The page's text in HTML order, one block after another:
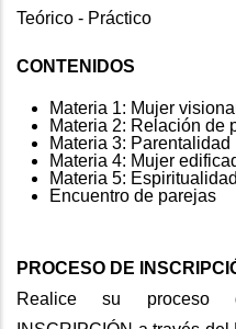
Teórico - Práctico
CONTENIDOS
Materia 1: Mujer
Materia 2: Relación de
Materia 3: Parentalidad
Materia 4: Mujer
Materia 5:
Encuentro de parejas
PROCESO DE
Realice su proceso